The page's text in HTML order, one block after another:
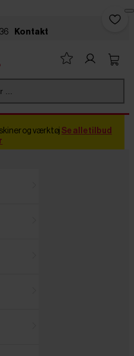
Kontakt
og værktøj Se alle tilbud